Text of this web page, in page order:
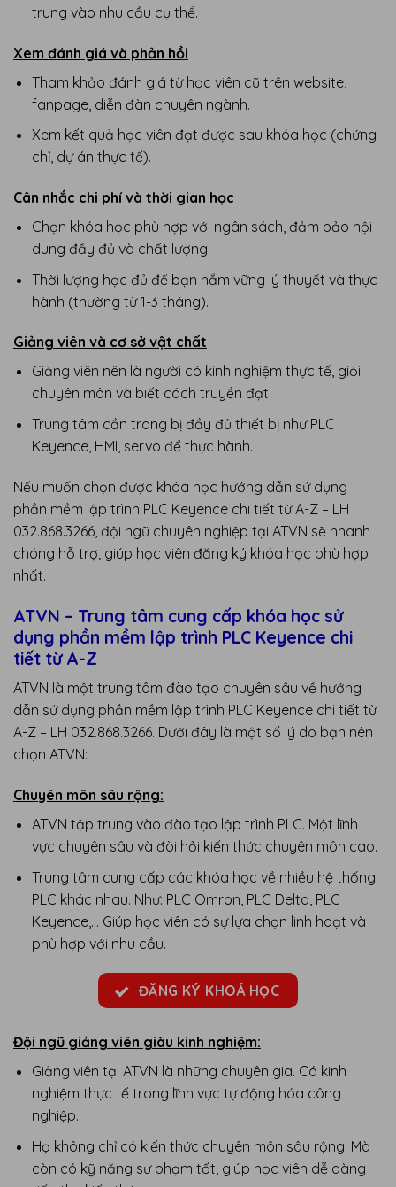
trung vào nhu cầu cụ thể.
Xem đánh giá và phản hồi
Tham khảo đánh giá từ học viên cũ trên website,
fanpage, diễn đàn chuyên ngành.
Xem kết quả học viên đạt được sau khóa học (chứng
chỉ, dự án thực tế).
Cân nhắc chi phí và thời gian học
Chọn khóa học phù hợp với ngân sách, đảm bảo nội
dung đầy đủ và chất lượng.
Thời lượng học đủ để bạn nắm vững lý thuyết và thực
hành (thường từ 1-3 tháng).
Giảng viên và cơ sở vật chất
Giảng viên nên là người có kinh nghiệm thực tế, giỏi
chuyên môn và biết cách truyền đạt.
Trung tâm cần trang bị đầy đủ thiết bị như PLC
Keyence, HMI, servo để thực hành.
Nếu muốn chọn được khóa học hướng dẫn sử dụng
phần mềm lập trình PLC Keyence chi tiết từ A-Z – LH
032.868.3266, đội ngũ chuyên nghiệp tại ATVN sẽ nhanh
chóng hỗ trợ, giúp học viên đăng ký khóa học phù hợp
nhất.
ATVN – Trung tâm cung cấp khóa học sử
dụng phần mềm lập trình PLC Keyence chi
tiết từ A-Z
ATVN là một trung tâm đào tạo chuyên sâu về hướng
dẫn sử dụng phần mềm lập trình PLC Keyence chi tiết từ
A-Z – LH 032.868.3266. Dưới đây là một số lý do bạn nên
chọn ATVN:
Chuyên môn sâu rộng:
ATVN tập trung vào đào tạo lập trình PLC. Một lĩnh
vực chuyên sâu và đòi hỏi kiến thức chuyên môn cao.
Trung tâm cung cấp các khóa học về nhiều hệ thống
PLC khác nhau. Như: PLC Omron, PLC Delta, PLC
Keyence,… Giúp học viên có sự lựa chọn linh hoạt và
phù hợp với nhu cầu.
ĐĂNG KÝ KHOÁ HỌC
Đội ngũ giảng viên giàu kinh nghiệm:
Giảng viên tại ATVN là những chuyên gia. Có kinh
nghiệm thực tế trong lĩnh vực tự động hóa công
nghiệp.
Họ không chỉ có kiến thức chuyên môn sâu rộng. Mà
còn có kỹ năng sư phạm tốt, giúp học viên dễ dàng